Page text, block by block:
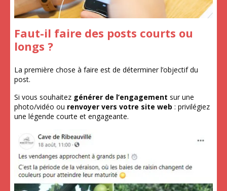
Faut-il faire des posts courts ou
longs ?
La première chose à faire est de déterminer l’objectif du
post.
Si vous souhaitez générer de l’engagement sur une
photo/vidéo ou renvoyer vers votre site web : privilégiez
une légende courte et engageante.